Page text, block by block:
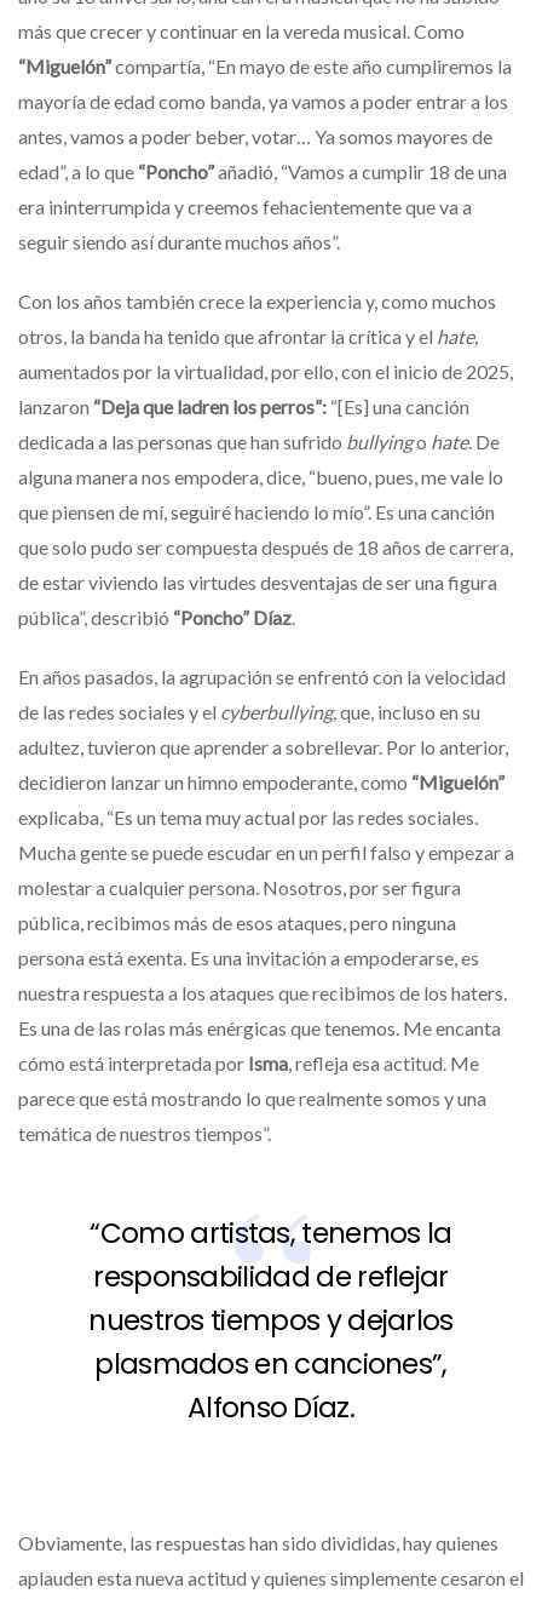
más que crecer y continuar en la vereda musical. Como
“Miguelón”compartía, “En mayo de este año cumpliremos la
mayoría de edad como banda, ya vamos a poder entrar a los
antes, vamos a poder beber, votar… Ya somos mayores de
edad”, a lo que “Poncho”añadió, “Vamos a cumplir 18 de una
era ininterrumpida y creemos fehacientemente que va a
seguir siendo así durante muchos años”.
Con los años también crece la experiencia y, como muchos
otros, la banda ha tenido que afrontar la crítica y el hate,
aumentados por la virtualidad, por ello, con el inicio de 2025,
lanzaron “Deja que ladren los perros”: “[Es] una canción
dedicada a las personas que han sufrido bullyingo hate. De
alguna manera nos empodera, dice, “bueno, pues, me vale lo
que piensen de mí, seguiré haciendo lo mío”. Es una canción
que solo pudo ser compuesta después de 18 años de carrera,
de estar viviendo las virtudes desventajas de ser una figura
pública”, describió “Poncho” Díaz.
En años pasados, la agrupación se enfrentó con la velocidad
de las redes sociales y el cyberbullying,que, incluso en su
adultez, tuvieron que aprender a sobrellevar. Por lo anterior,
decidieron lanzar un himno empoderante, como “Miguelón”
explicaba, “Es un tema muy actual por las redes sociales.
Mucha gente se puede escudar en un perfil falso y empezar a
molestar a cualquier persona. Nosotros, por ser figura
pública, recibimos más de esos ataques, pero ninguna
persona está exenta. Es una invitación a empoderarse, es
nuestra respuesta a los ataques que recibimos de los haters.
Es una de las rolas más enérgicas que tenemos. Me encanta
cómo está interpretada por Isma, refleja esa actitud. Me
parece que está mostrando lo que realmente somos y una
temática de nuestros tiempos”.
“Como artistas, tenemos la
responsabilidad de reflejar
nuestros tiempos y dejarlos
plasmados en canciones”,
Alfonso Díaz.
Obviamente, las respuestas han sido divididas, hay quienes
aplauden esta nueva actitud y quienes simplemente cesaron el